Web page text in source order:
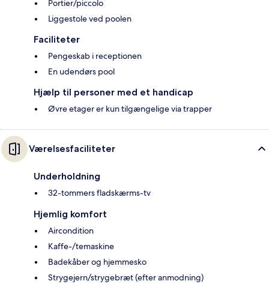
Portier/piccolo
Liggestole ved poolen
Faciliteter
Pengeskab i receptionen
En udendørs pool
Hjælp til personer med et handicap
Øvre etager er kun tilgængelige via trapper
Værelsesfaciliteter
Underholdning
32-tommers fladskærms-tv
Hjemlig komfort
Aircondition
Kaffe-/temaskine
Badekåber og hjemmesko
Strygejern/strygebræt (efter anmodning)